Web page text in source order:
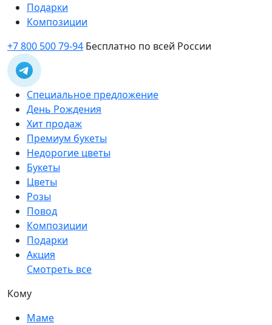
Подарки
Композиции
+7 800 500 79-94 Бесплатно по всей России
Специальное предложение
День Рождения
Хит продаж
Премиум букеты
Недорогие цветы
Букеты
Цветы
Розы
Повод
Композиции
Подарки
Акция
Смотреть все
Кому
Маме